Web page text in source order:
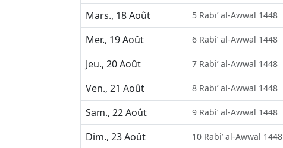
Mars., 18 Août
5 Rabi’ al-Awwal 1448
Mer., 19 Août
6 Rabi’ al-Awwal 1448
Jeu., 20 Août
7 Rabi’ al-Awwal 1448
Ven., 21 Août
8 Rabi’ al-Awwal 1448
Sam., 22 Août
9 Rabi’ al-Awwal 1448
Dim., 23 Août
10 Rabi’ al-Awwal 1448